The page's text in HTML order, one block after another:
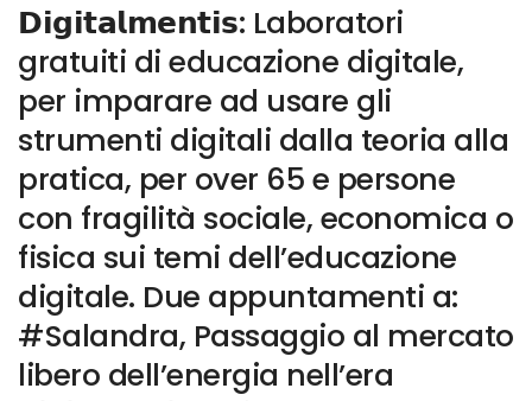
𝗗𝗶𝗴𝗶𝘁𝗮𝗹𝗺𝗲𝗻𝘁𝗶𝘀: Laboratori
gratuiti di educazione digitale,
per imparare ad usare gli
strumenti digitali dalla teoria alla
pratica, per over 65 e persone
con fragilità sociale, economica o
fisica sui temi dell’educazione
digitale. Due appuntamenti a:
#Salandra, Passaggio al mercato
libero dell’energia nell’era